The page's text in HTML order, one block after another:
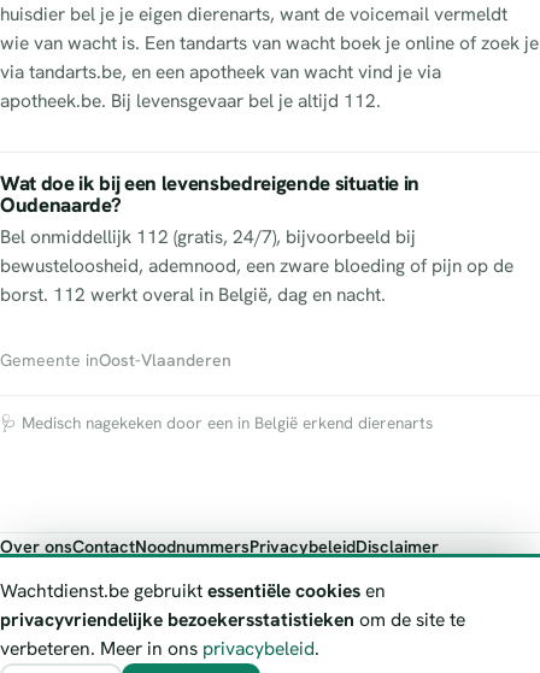
huisdier bel je je eigen dierenarts, want de voicemail vermeldt
wie van wacht is. Een tandarts van wacht boek je online of zoek je
via tandarts.be, en een apotheek van wacht vind je via
apotheek.be. Bij levensgevaar bel je altijd 112.
Wat doe ik bij een levensbedreigende situatie in
Oudenaarde?
Bel onmiddellijk 112 (gratis, 24/7), bijvoorbeeld bij
bewusteloosheid, ademnood, een zware bloeding of pijn op de
borst. 112 werkt overal in België, dag en nacht.
Gemeente inOost-Vlaanderen
🩺 Medisch nagekeken door een in België erkend dierenarts
Over onsContactNoodnummersPrivacybeleidDisclaimer
Wachtdienst.be toont publieke wachtdienst-informatie ter oriëntatie.
Bij levensgevaar bel je altijd 112. Controleer altijd de actuele
wachtregeling bij de vermelde officiële bron.
Wachtdienst.be gebruiktessentiële cookiesen
privacyvriendelijke bezoekersstatistieken om de site te
verbeteren. Meer in ons privacybeleid.